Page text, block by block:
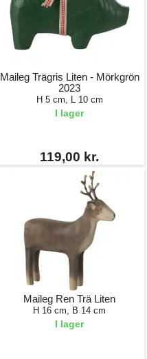
Maileg Trägris Liten - Mörkgrön
2023
H 5 cm, L 10 cm
I lager
119,00 kr.
Maileg Ren Trä Liten
H 16 cm, B 14 cm
I lager